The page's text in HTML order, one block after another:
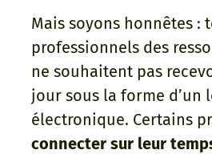
Mais soyons honnêtes :
professionnels des
ne souhaitent pas
jour sous la forme d’un
électronique. Certains
connecter sur leur